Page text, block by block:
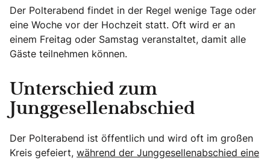
Der Polterabend findet in der Regel wenige Tage oder
eine Woche vor der Hochzeit statt. Oft wird er an
einem Freitag oder Samstag veranstaltet, damit alle
Gäste teilnehmen können.
Unterschied zum
Junggesellenabschied
Der Polterabend ist öffentlich und wird oft im großen
Kreis gefeiert, während der Junggesellenabschied eine